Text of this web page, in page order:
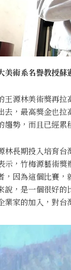
術系名譽教授蘇
王源林美術獎再
去，最高獎金也
趨勢，而且已經累
林長期投入培育
示，竹梅源藝術
，因為這個比賽
說，是一個很好
業家的加入，對台